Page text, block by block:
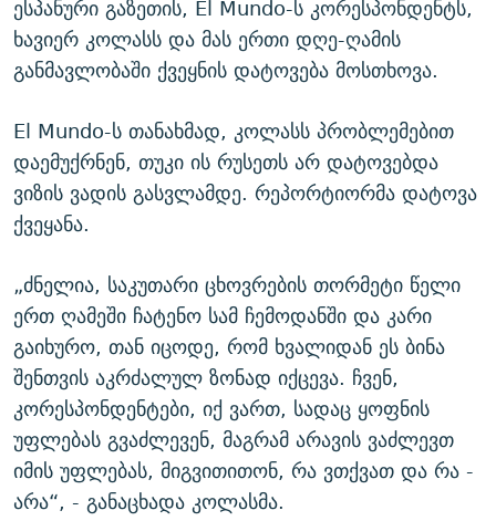
ესპანური გაზეთის, El Mundo-ს კორესპონდენტს,
ხავიერ კოლასს და მას ერთი დღე-ღამის
განმავლობაში ქვეყნის დატოვება მოსთხოვა.
El Mundo-ს თანახმად, კოლასს პრობლემებით
დაემუქრნენ, თუკი ის რუსეთს არ დატოვებდა
ვიზის ვადის გასვლამდე. რეპორტიორმა დატოვა
ქვეყანა.
„ძნელია, საკუთარი ცხოვრების თორმეტი წელი
ერთ ღამეში ჩატენო სამ ჩემოდანში და კარი
გაიხურო, თან იცოდე, რომ ხვალიდან ეს ბინა
შენთვის აკრძალულ ზონად იქცევა. ჩვენ,
კორესპონდენტები, იქ ვართ, სადაც ყოფნის
უფლებას გვაძლევენ, მაგრამ არავის ვაძლევთ
იმის უფლებას, მიგვითითონ, რა ვთქვათ და რა -
არა“, - განაცხადა კოლასმა.